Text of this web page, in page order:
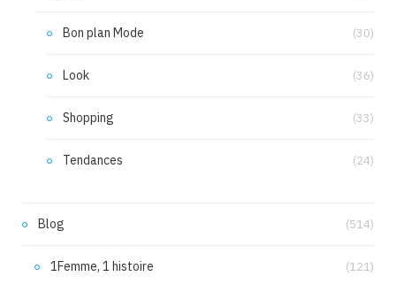
Bon plan Mode (30)
Look (36)
Shopping (33)
Tendances (24)
Blog (514)
1Femme, 1 histoire (121)